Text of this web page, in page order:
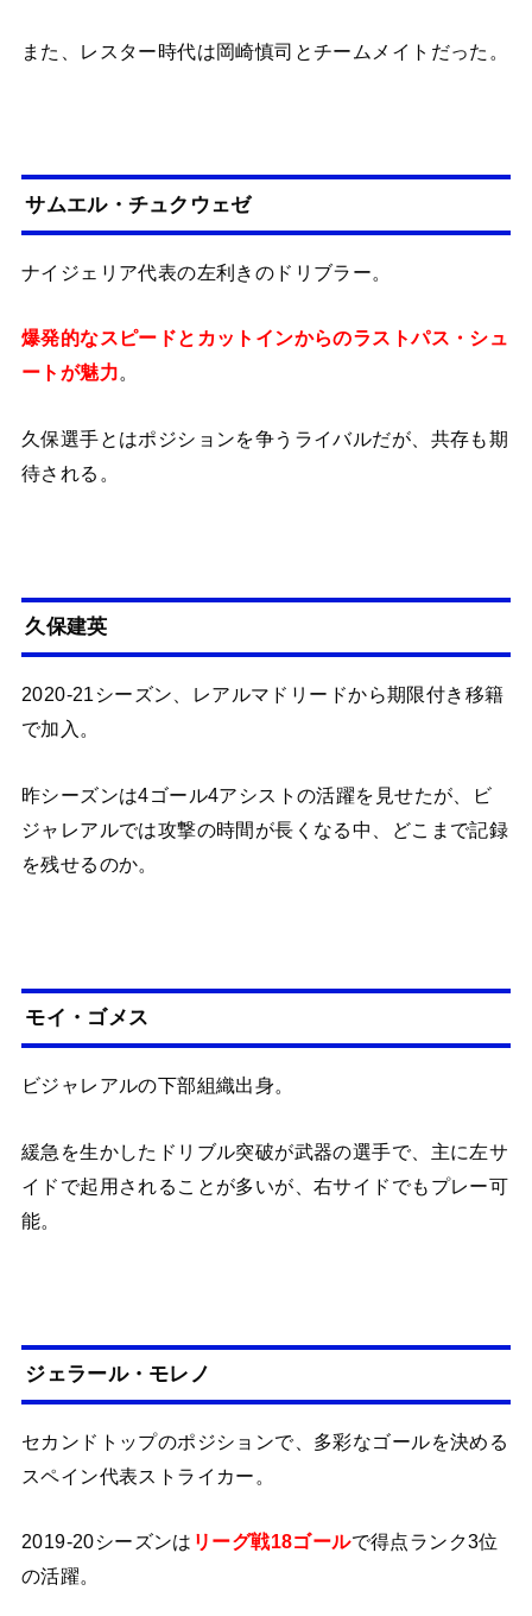
また、レスター時代は岡崎慎司とチームメイトだった。
サムエル・チュクウェゼ
ナイジェリア代表の左利きのドリブラー。
爆発的なスピードとカットインからのラストパス・シュ
ートが魅力。
久保選手とはポジションを争うライバルだが、共存も期
待される。
久保建英
2020-21シーズン、レアルマドリードから期限付き移籍
で加入。
昨シーズンは4ゴール4アシストの活躍を見せたが、ビ
ジャレアルでは攻撃の時間が長くなる中、どこまで記録
を残せるのか。
モイ・ゴメス
ビジャレアルの下部組織出身。
緩急を生かしたドリブル突破が武器の選手で、主に左サ
イドで起用されることが多いが、右サイドでもプレー可
能。
ジェラール・モレノ
セカンドトップのポジションで、多彩なゴールを決める
スペイン代表ストライカー。
2019-20シーズンは リーグ戦18ゴールで得点ランク3位
の活躍。